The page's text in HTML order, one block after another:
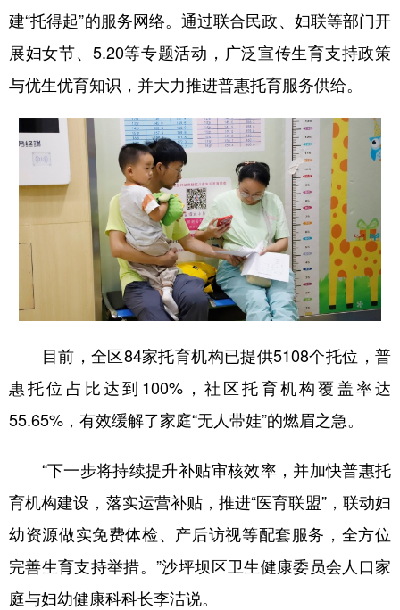
建“托得起”的服务网络。通过联合民政、妇联等部门开
展妇女节、5.20等专题活动，广泛宣传生育支持政策
与优生优育知识，并大力推进普惠托育服务供给。
目前，全区84家托育机构已提供5108个托位，普
惠托位占比达到100%，社区托育机构覆盖率达
55.65%，有效缓解了家庭“无人带娃”的燃眉之急。
“下一步将持续提升补贴审核效率，并加快普惠托
育机构建设，落实运营补贴，推进“医育联盟”，联动妇
幼资源做实免费体检、产后访视等配套服务，全方位
完善生育支持举措。”沙坪坝区卫生健康委员会人口家
庭与妇幼健康科科长李洁说。